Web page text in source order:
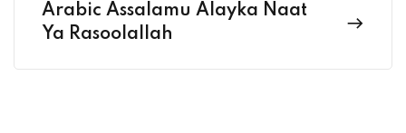
Arabic Assalamu Alayka Naat
Ya Rasoolallah